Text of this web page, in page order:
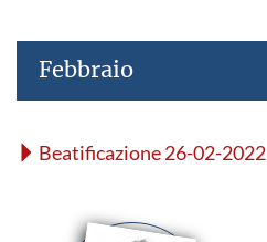
Febbraio
Beatificazione 26-02-2022